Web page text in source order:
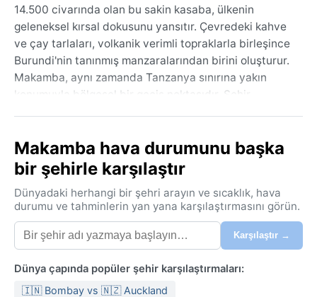
14.500 civarında olan bu sakin kasaba, ülkenin
geleneksel kırsal dokusunu yansıtır. Çevredeki kahve
ve çay tarlaları, volkanik verimli topraklarla birleşince
Burundi'nin tanınmış manzaralarından birini oluşturur.
Makamba, aynı zamanda Tanzanya sınırına yakın
konumuyla bölgesel bir geçiş noktasıdır. Şehir,
misafirperverliği ve yavaş tempolu yaşamı buraya
huzurlu bir atmosfer katar. Burundi'nin en yüksek
dağlarına uzanan platoların eteklerindeki bu konum,
doğayla iç içe bir deneyim sunar.
Köppen iklim sınıflandırmasına göre Cwb (subtropikal
yayla) kategorisinde yer alan Makamba, yıl boyunca
ılıman sıcaklıklara sahiptir. Yaz ayları aralıktan şubata
kadar uzanır, sıcaklıklar 20°C ile 25°C arasında değişir
ve yağışlar belirgindir. Kış ise hazirandan ağustosa
Makamba hava durumunu başka
bir şehirle karşılaştır
Dünyadaki herhangi bir şehri arayın ve sıcaklık, hava
durumu ve tahminlerin yan yana karşılaştırmasını görün.
Karşılaştır →
Dünya çapında popüler şehir karşılaştırmaları:
🇮🇳 Bombay vs 🇳🇿 Auckland